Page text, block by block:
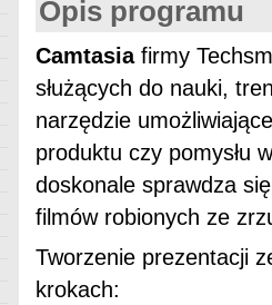
Opis programu
Camtasia firmy
służących do nauki,
narzędzie
produktu czy pomysłu
doskonale sprawdza
filmów robionych ze
Tworzenie prezentacji
krokach: